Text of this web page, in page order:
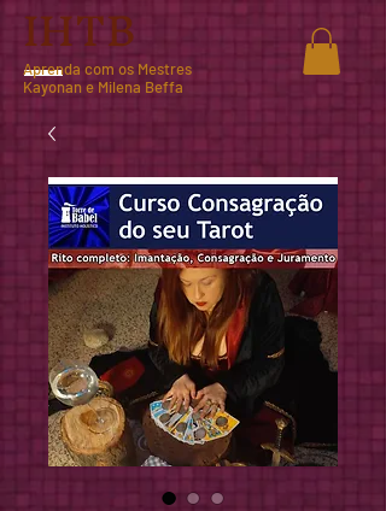
IHTB
Aprenda com os Mestres
Kayonan e Milena Beffa